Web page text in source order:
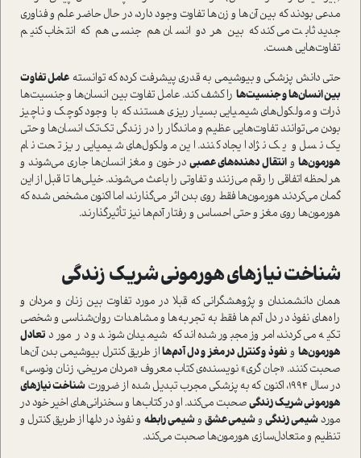
مدعی بودند که بین آن‌ها و زن‌ها تفاوت وجود دارد، در حال حاضر علم و فناوری
جدید ثابت می‌کند که بین هر دو انسان هم جنسی هم که انتخاب کنیم
تفاوت‌هایی هست.
حتی دانش پزشکی و بیوشیمی به قدری پیشرفت کرده که توانسته عامل تفاوت
بین انسان‌ها و جنسیت‌ها را کشف کند. عامل تفاوت بین انسان‌ها و جنسیت‌ها
ذرات و مولکول‌های شیمیایی بسیار ریزی هستند که با وجود کوچک و ناچیز
بودن می‌توانند تفاوت‌هایی عظیم و ماندگار را در زندگی تک‌تک انسان‌ها و حتی
یک نسل و یک نژاد ایجاد کنند. این مولکول‌های شیمیایی ریز تحت نام
هورمون‌هاوانتقال دهنده‌های عصبیدر خون و مغز انسان‌ها جاری می‌شوند و
هر لحظه اتفاقی را رقم می‌زنند و تفاوتی را باعث می‌شوند. خیلی‌ها تا قبل از این
گمان می‌کردند هورمون‌ها فقط روی بدن اثر می‌گذارند، اما اکنون مشخص شده که
هورمون‌ها روی مغز و حتی احساس و رفتار آدم‌ها نیز تأثیرگذارند.
شناخت نیازهای هورمونی شریک زندگی
همان دانشمندان و پژوهشگرانی که قبلا در مورد تفاوت بین زنان و مردان و
راه‌های نفوذ در دل آدم‌ها فقط به تجربه‌ها و مشاهدات روان‌شناسی و شخصی
تکیه می‌کردند، امروز مجبور شده‌اند که شیمیدان شوند و در مورد تعادل
هورمون‌هاونفوذ و کنترل در مغز و دل آدم‌هااز طریق کنترل بیوشیمی بدن آن‌ها
صحبت کنند. «جان گری» نویسنده‌ی کتاب معروف «مردان مریخی، زنان ونوسی»
در سال ۱۹۹۴، اکنون که به پزشکی مجرب تبدیل شده از ضرورت
شناخت نیازهای
هورمونی شریک زندگیصحبت می‌کند. او در کتاب‌ها و سخنرانی‌های اخیر خود در
موردشیمی زندگی وشیمی عشق وشیمی رابطه و نفوذ در دل­ها از طریق کنترل و
تنظیم و متعادل‌سازی هورمون‌ها صحبت می‌کند.